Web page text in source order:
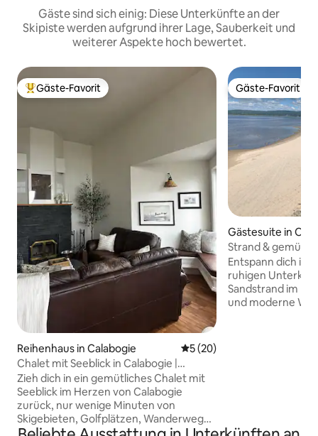
Gäste sind sich einig: Diese Unterkünfte an der
Skipiste werden aufgrund ihrer Lage, Sauberkeit und
weiterer Aspekte hoch bewertet.
Beliebter Gäste-Favorit.
Gäste-Favorit
Reihenhaus in Calabogie Durchschnittliche
5 (20)
Chalet mit Seeblick in Calabogie |
Gemütlich und ruhig
Zieh dich in ein gemütliches Chalet mit
Seeblick im Herzen von Calabogie
zurück, nur wenige Minuten von
Skigebieten, Golfplätzen, Wanderwegen
und dem See entfernt. Diese
Gäste-Favorit
Gäste-Favorit
Gästesuite in
Strand &
herrlicher
Entspann dich in
ruhigen
Sandstrand im
und moderne